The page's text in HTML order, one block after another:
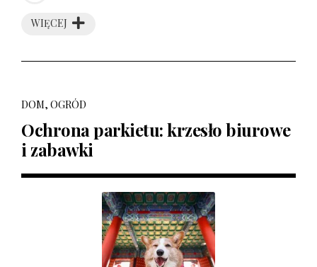
WIĘCEJ
DOM, OGRÓD
Ochrona parkietu: krzesło biurowe
i zabawki